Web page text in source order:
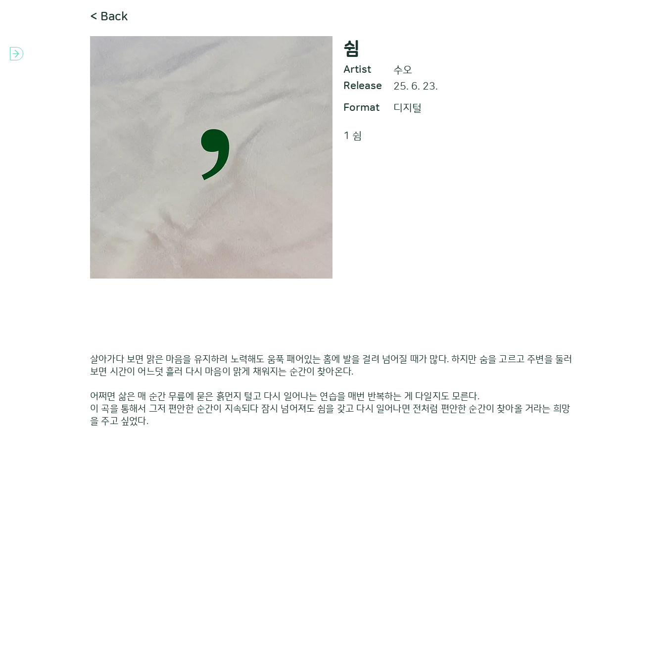
< Back
쉼
Artist
수오
Release
25. 6. 23.
Format
디지털
1 쉼
살아가다 보면 맑은 마음을 유지하려 노력해도 움푹 패어있는 홈에 발을 걸려 넘어질 때가 많다. 하지만 숨을 고르고 주변을 둘러
보면 시간이 어느덧 흘러 다시 마음이 맑게 채워지는 순간이 찾아온다.
어쩌면 삶은 매 순간 무릎에 묻은 흙먼지 털고 다시 일어나는 연습을 매번 반복하는 게 다일지도 모른다.
이 곡을 통해서 그저 편안한 순간이 지속되다 잠시 넘어져도 쉼을 갖고 다시 일어나면 전처럼 편안한 순간이 찾아올 거라는 희망
을 주고 싶었다.